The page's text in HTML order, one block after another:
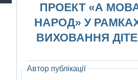
ПРОЕКТ «А
НАРОД» У
ВИХОВАННЯ
Автор публікації